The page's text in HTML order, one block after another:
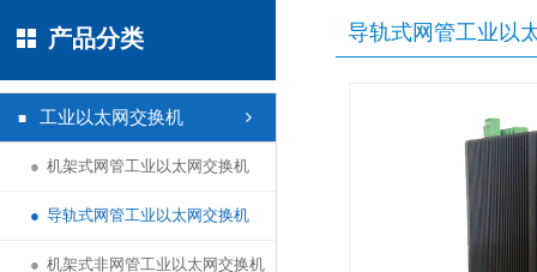
产品分类
工业以太网交换机
● 机架式网管工业以太网交换机
● 导轨式网管工业以太网交换机
● 机架式非网管工业以太网交换机
导轨式网管工业以